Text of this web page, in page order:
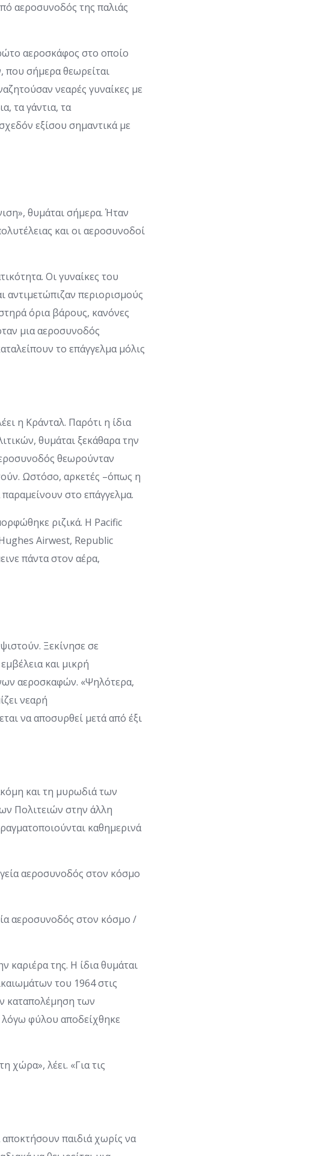
αεροσυνοδός της παλιάς
αεροσκάφος στο οποίο
που σήμερα θεωρείται
νεαρές γυναίκες με
τα γάντια, τα
εξίσου σημαντικά με
θυμάται σήμερα. Ήταν
και οι αεροσυνοδοί
Οι γυναίκες του
αντιμετώπιζαν περιορισμούς
όρια βάρους, κανόνες
μια αεροσυνοδός
το επάγγελμα μόλις
η Κράνταλ. Παρότι η ίδια
θυμάται ξεκάθαρα την
θεωρούνταν
Ωστόσο, αρκετές –όπως η
στο επάγγελμα.
ριζικά. Η Pacific
Airwest, Republic
πάντα στον αέρα,
Ξεκίνησε σε
και μικρή
αεροσκαφών. «Ψηλότερα,
νεαρή
να αποσυρθεί μετά από έξι
και τη μυρωδιά των
Πολιτειών στην άλλη
καθημερινά
αεροσυνοδός στον κόσμο /
καριέρα της. Η ίδια θυμάται
του 1964 στις
καταπολέμηση των
φύλου αποδείχθηκε
χώρα», λέει. «Για τις
παιδιά χωρίς να